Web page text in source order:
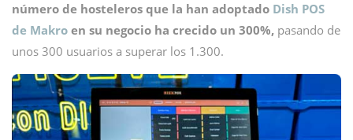
número de hosteleros que la han adoptado Dish POS
de Makro en su negocio ha crecido un 300%, pasando de
unos 300 usuarios a superar los 1.300.